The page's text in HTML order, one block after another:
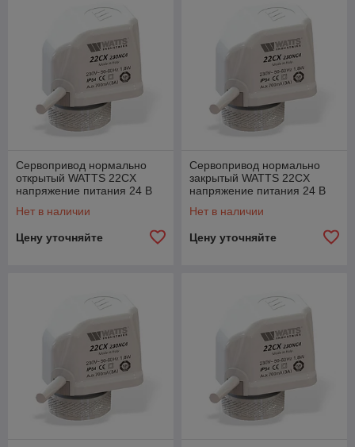
Сервопривод нормально
открытый WATTS 22CX
напряжение питания 24 В
Нет в наличии
Цену уточняйте
Сервопривод нормально
закрытый WATTS 22CX
напряжение питания 24 В
Нет в наличии
Цену уточняйте